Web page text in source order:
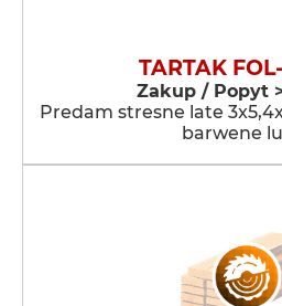
TARTAK
Zakup / Popyt
Predam stresne late
barwene